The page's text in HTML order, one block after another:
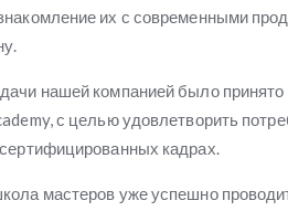
их с современными
нашей компанией было
с целью удовлетворить
кадрах.
мастеров уже успешно